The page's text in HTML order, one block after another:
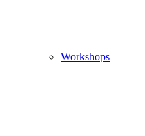
Workshops